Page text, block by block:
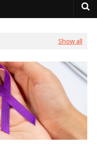
Show all